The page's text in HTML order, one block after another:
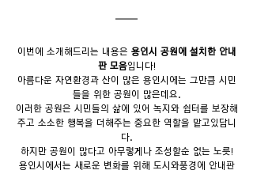
이번에 소개해드리는 내용은 용인시 공원에 설치한 안내
판 모음입니다!
아름다운 자연환경과 산이 많은 용인시에는 그만큼 시민
들을 위한 공원이 많은데요.
이러한 공원은 시민들의 삶에 있어 녹지와 쉼터를 보장해
주고 소소한 행복을 더해주는 중요한 역할을 맡고있답니
다.
하지만 공원이 많다고 아무렇게나 조성할순 없는 노릇!
용인시에서는 새로운 변화를 위해 도시와풍경에 안내판